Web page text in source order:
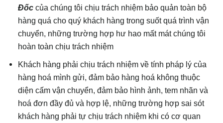
Đốc của chúng tôi chịu trách nhiệm bảo quản toàn bộ
hàng quá cho quý khách hàng trong suốt quá trình vận
chuyển, những trường hợp hư hao mất mát chúng tôi
hoàn toàn chịu trách nhiệm
Khách hàng phải chịu trách nhiệm về tính pháp lý của
hàng hoá mình gửi, đảm bảo hàng hoá không thuộc
diện cấm vận chuyển, đảm bảo hình ảnh, tem nhãn và
hoá đơn đầy đủ và hợp lệ, những trường hợp sai sót
khách hàng phải tự chịu trách nhiệm khi có cơ quan